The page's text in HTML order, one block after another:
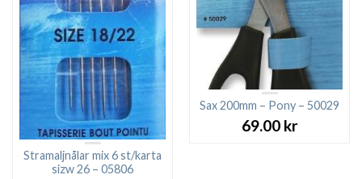
Stramaljnålar mix 6 st/karta
sizw 26 – 05806
Sax 200mm – Pony – 50029
69.00 kr